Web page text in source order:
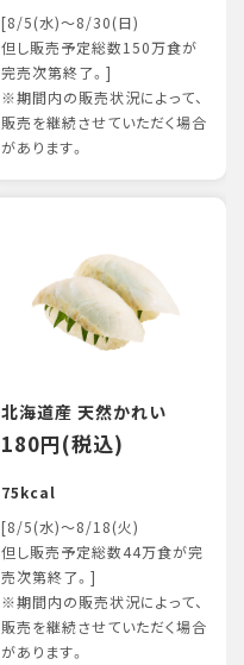
[8/5(水)～8/30(日)
但し販売予定総数150万食が
完売次第終了。]
※期間内の販売状況によって、
販売を継続させていただく場合
があります。
北海道産 天然かれい
180円(税込)
75kcal
[8/5(水)～8/18(火)
但し販売予定総数44万食が完
売次第終了。]
※期間内の販売状況によって、
販売を継続させていただく場合
があります。